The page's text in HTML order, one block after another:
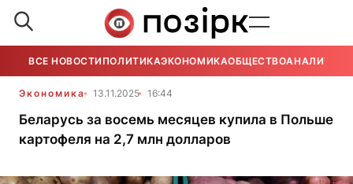
ВСЕ НОВОСТИ ПОЛИТИКАЭКОНОМИКАОБЩЕСТВОАНАЛИТИКА
Экономика 13.11.2025 16:44
Беларусь за восемь месяцев купила в Польше
картофеля на 2,7 млн долларов